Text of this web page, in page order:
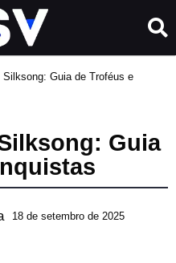
Silksong: Guia de Troféus e
Guia
18 de setembro de 2025